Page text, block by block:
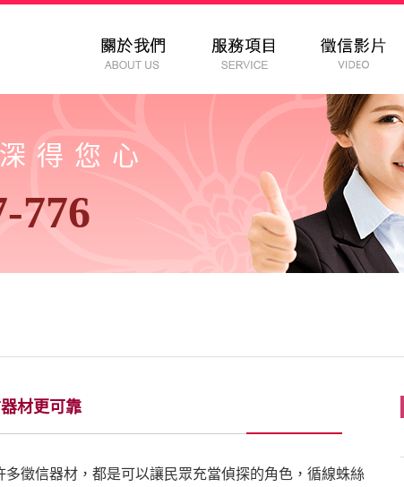
得您心
776
材更可靠
徵信器材，都是可以讓民眾充當偵探的角色，循線蛛絲